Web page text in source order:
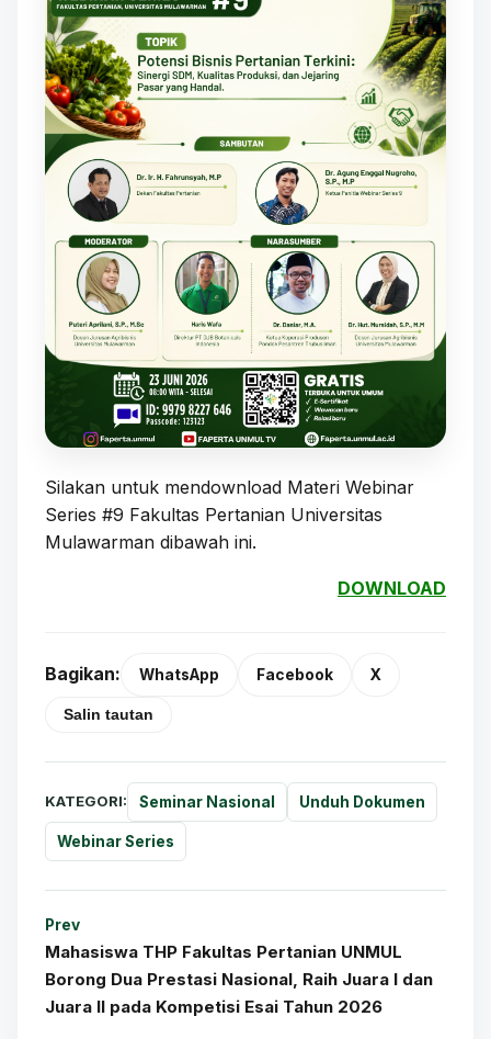
Silakan untuk mendownload Materi Webinar
Series #9 Fakultas Pertanian Universitas
Mulawarman dibawah ini.
DOWNLOAD
Bagikan: WhatsApp Facebook X
Salin tautan
KATEGORI: Seminar Nasional Unduh Dokumen
Webinar Series
Prev
Mahasiswa THP Fakultas Pertanian UNMUL
Borong Dua Prestasi Nasional, Raih Juara I dan
Juara II pada Kompetisi Esai Tahun 2026